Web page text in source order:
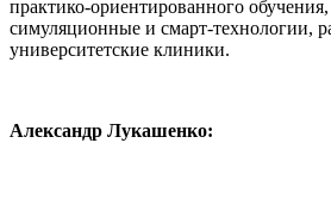
практико-ориентированного
симуляционные и смарт-технологии,
университетские клиники.
Александр Лукашенко: